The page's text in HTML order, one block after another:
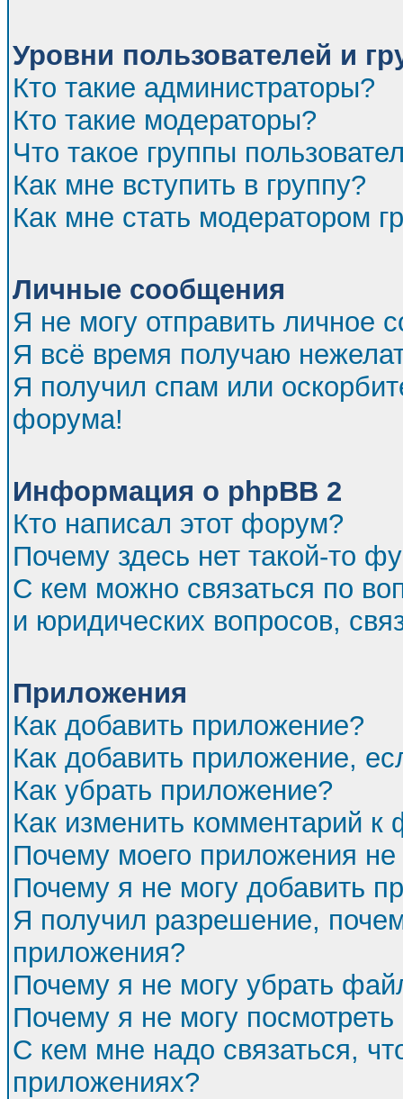
Уровни пользователей и
Кто такие администраторы?
Кто такие модераторы?
Что такое группы
Как мне вступить в группу?
Как мне стать модератором
Личные сообщения
Я не могу отправить личное
Я всё время получаю
Я получил спам или
форума!
Информация о phpBB 2
Кто написал этот форум?
Почему здесь нет такой-то
С кем можно связаться по
и юридических вопросов,
Приложения
Как добавить приложение?
Как добавить приложение,
Как убрать приложение?
Как изменить комментарий к
Почему моего приложения не
Почему я не могу добавить
Я получил разрешение,
приложения?
Почему я не могу убрать
Почему я не могу
С кем мне надо связаться,
приложениях?